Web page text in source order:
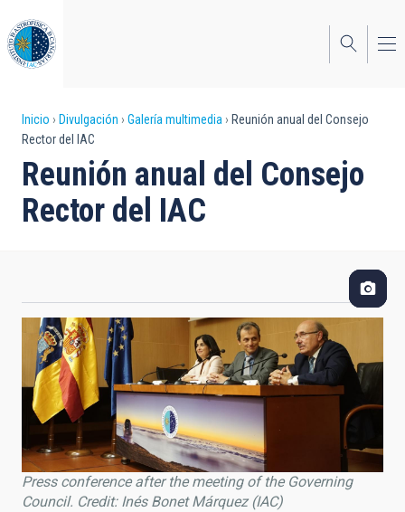
al
contenido
principal
Sobrescribir
enlaces
de
ayuda
navegación
Inicio Divulgación Galería multimedia
Reunión anual del Consejo
Rector del IAC
Reunión anual del Consejo
Rector del IAC
Press conference after the meeting of the Governing
Council. Credit: Inés Bonet Márquez (IAC)